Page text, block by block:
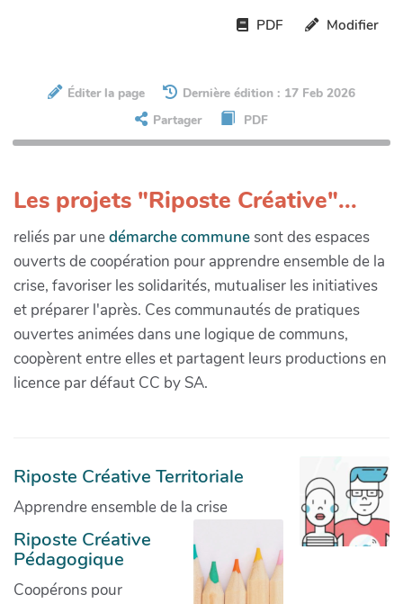
PDF Modifier
Éditer la page
Dernière édition : 17 Feb 2026
Partager
PDF